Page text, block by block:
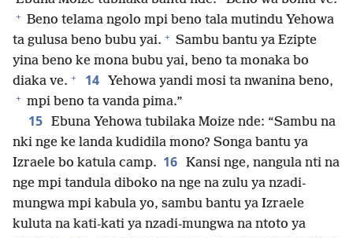
+ Beno telama ngolo mpi beno tala mutindu Yehowa
ta gulusa beno bubu yai. + Sambu bantu ya Ezipte
yina beno ke mona bubu yai, beno ta monaka bo
diaka ve. + 14 Yehowa yandi mosi ta nwanina beno,
+ mpi beno ta vanda pima.”
15 Ebuna Yehowa tubilaka Moize nde: “Sambu na
nki nge ke landa kudidila mono? Songa bantu ya
Izraele bo katula camp. 16 Kansi nge, nangula nti na
nge mpi tandula diboko na nge na zulu ya nzadi-
mungwa mpi kabula yo, sambu bantu ya Izraele
kuluta na kati-kati ya nzadi-mungwa na ntoto ya